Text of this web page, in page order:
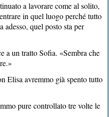
a lavorare come al solito,
in quel luogo perché tutto
adesso, quel posto sta per
a un tratto Sofia. «Sembra che
Elisa avremmo già spento tutto
pure controllato tre volte le